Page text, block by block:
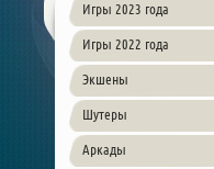
Игры 2023 года
Игры 2022 года
Экшены
Шутеры
Аркады